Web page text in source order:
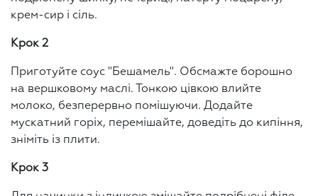
крем-сир і сіль.
Крок 2
Приготуйте соус "Бешамель". Обсмажте борошно
на вершковому маслі. Тонкою цівкою влийте
молоко, безперервно помішуючи. Додайте
мускатний горіх, перемішайте, доведіть до кипіння,
зніміть із плити.
Крок 3